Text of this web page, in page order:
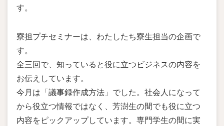
す。
寮担プチセミナーは、わたしたち寮生担当の企画で
す。
全三回で、知っていると役に立つビジネスの内容を
お伝えしています。
今月は「議事録作成方法」でした。社会人になって
から役立つ情報ではなく、芳澍生の間でも役に立つ
内容をピックアップしています。専門学生の間に実